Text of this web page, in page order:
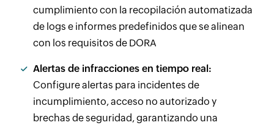
cumplimiento con la recopilación automatizada
de logs e informes predefinidos que se alinean
con los requisitos de DORA
Alertas de infracciones en tiempo real:
Configure alertas para incidentes de
incumplimiento, acceso no autorizado y
brechas de seguridad, garantizando una